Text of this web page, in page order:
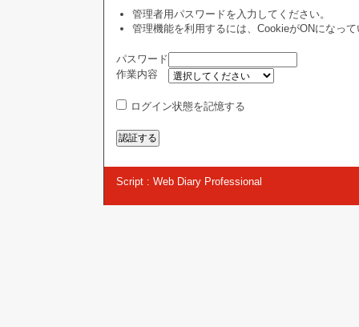
管理者用パスワードを入力してください。
管理機能を利用するには、CookieがONになっ
パスワード
作業内容
ログイン状態を記憶する
Script : Web Diary Professional